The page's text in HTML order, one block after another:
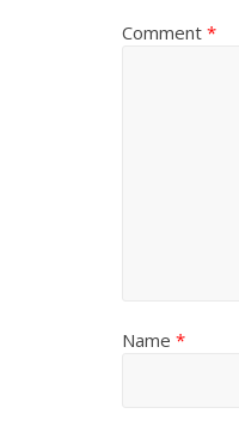
Comment *
Name *